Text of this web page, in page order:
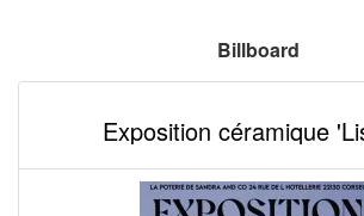
Billboard
Exposition céramique